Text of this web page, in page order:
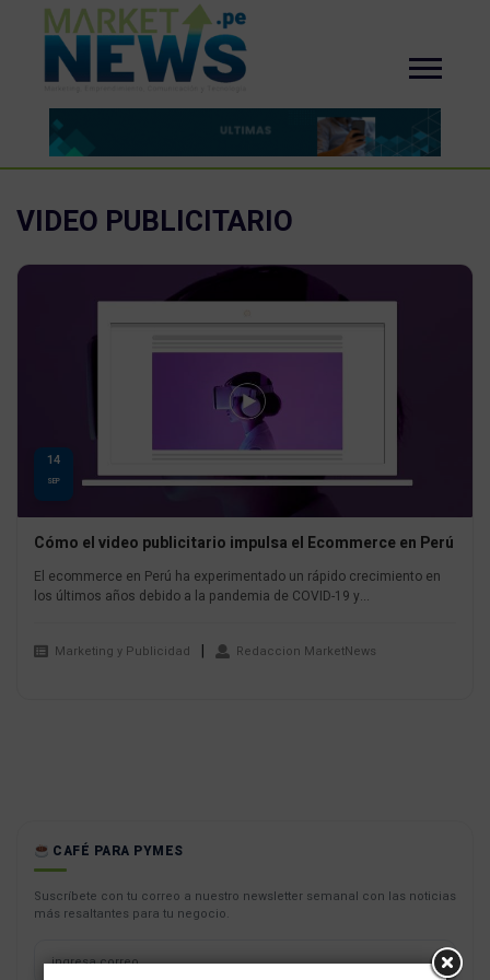
VIDEO PUBLICITARIO
14
SEP
Cómo el video publicitario impulsa el Ecommerce en Perú
El ecommerce en Perú ha experimentado un rápido crecimiento en
los últimos años debido a la pandemia de COVID-19 y...
Marketing y Publicidad Redaccion MarketNews
CAFÉ PARA PYMES
Suscríbete con tu correo a nuestro newsletter semanal con las noticias
más resaltantes para tu negocio.